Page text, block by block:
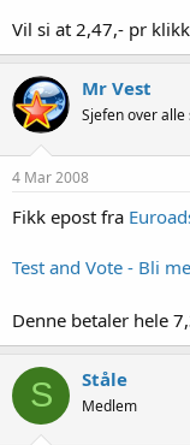
Vil si at 2,47,- pr
Mr Vest
Sjefen over alle
4 Mar 2008
Fikk epost fra
Test and Vote - Bli
Denne betaler hele
S Ståle
Medlem